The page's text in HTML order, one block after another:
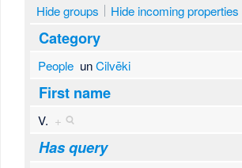
Hide groups Hide incoming properties
Category
PeopleunCilvēki
First name
V. +
Has query